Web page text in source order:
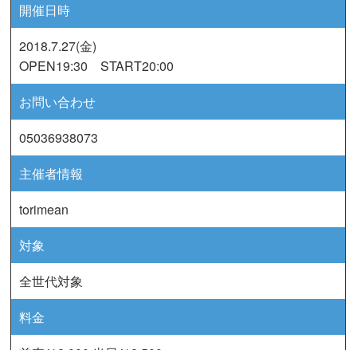
開催日時
2018.7.27(金)
OPEN19:30 START20:00
お問い合わせ
05036938073
主催者情報
torimean
対象
全世代対象
料金